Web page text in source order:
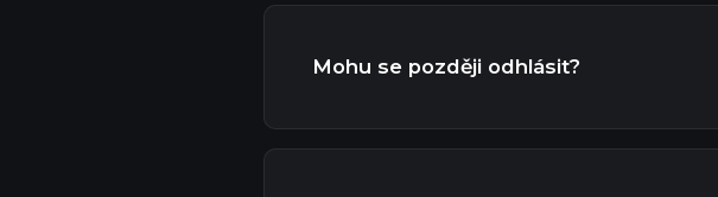
Mohu se později odhlásit?